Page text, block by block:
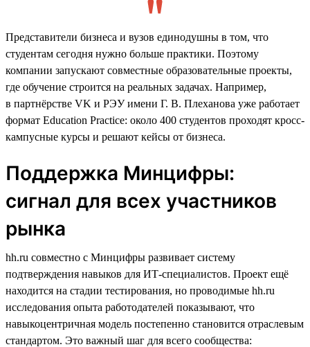
Представители бизнеса и вузов единодушны в том, что
студентам сегодня нужно больше практики. Поэтому
компании запускают совместные образовательные проекты,
где обучение строится на реальных задачах. Например,
в партнёрстве VK и РЭУ имени Г. В. Плеханова уже работает
формат Education Practice: около 400 студентов проходят кросс-
кампусные курсы и решают кейсы от бизнеса.
Поддержка Минцифры:
сигнал для всех участников
рынка
hh.ru совместно с Минцифры развивает систему
подтверждения навыков для ИТ-специалистов. Проект ещё
находится на стадии тестирования, но проводимые hh.ru
исследования опыта работодателей показывают, что
навыкоцентричная модель постепенно становится отраслевым
стандартом. Это важный шаг для всего сообщества: